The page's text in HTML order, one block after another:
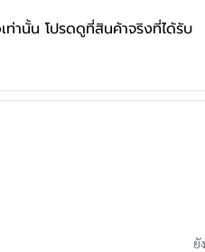
านั้น โปรดดูที่สินค้าจริงที่ได้รับ
ยั